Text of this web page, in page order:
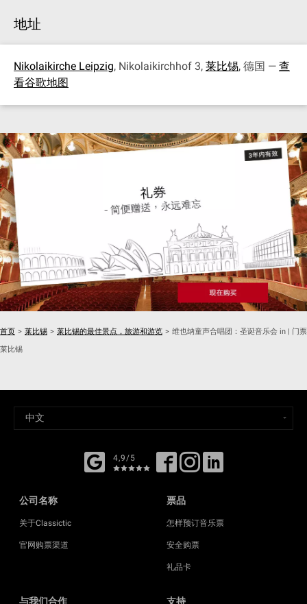
地址
Nikolaikirche Leipzig, Nikolaikirchhof 3, 莱比锡, 德国 — 查
看谷歌地图
首页 > 莱比锡 > 莱比锡的最佳景点，旅游和游览 > 维也纳童声合唱团：圣诞音乐会 in | 门票
莱比锡
4,9/5
公司名称
关于Classictic
官网购票渠道
票品
怎样预订音乐票
安全购票
礼品卡
与我们合作 支持